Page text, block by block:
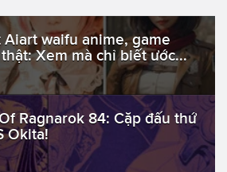
waifu anime, game
Xem mà chỉ biết ước...
Ragnarok 84: Cặp đấu thứ
Okita!